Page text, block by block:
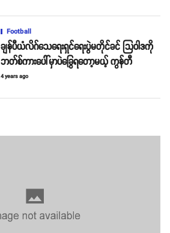
Football
ချန်ပီယံလိဂ်သေရေးရှင်ရေးပွဲမတိုင်ခင် သြဝါဒကို
ဘတ်စ်ကားပေါ်မှာပဲခြွေရတော့မယ့် ကွန်တီ
4 years ago